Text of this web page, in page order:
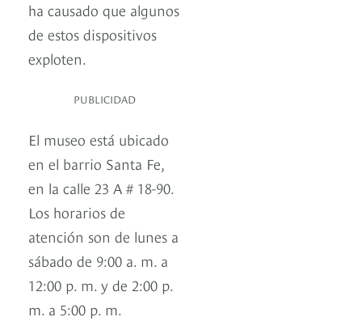
ha causado que algunos
de estos dispositivos
exploten.
PUBLICIDAD
El museo está ubicado
en el barrio Santa Fe,
en la calle 23 A # 18-90.
Los horarios de
atención son de lunes a
sábado de 9:00 a. m. a
12:00 p. m. y de 2:00 p.
m. a 5:00 p. m.